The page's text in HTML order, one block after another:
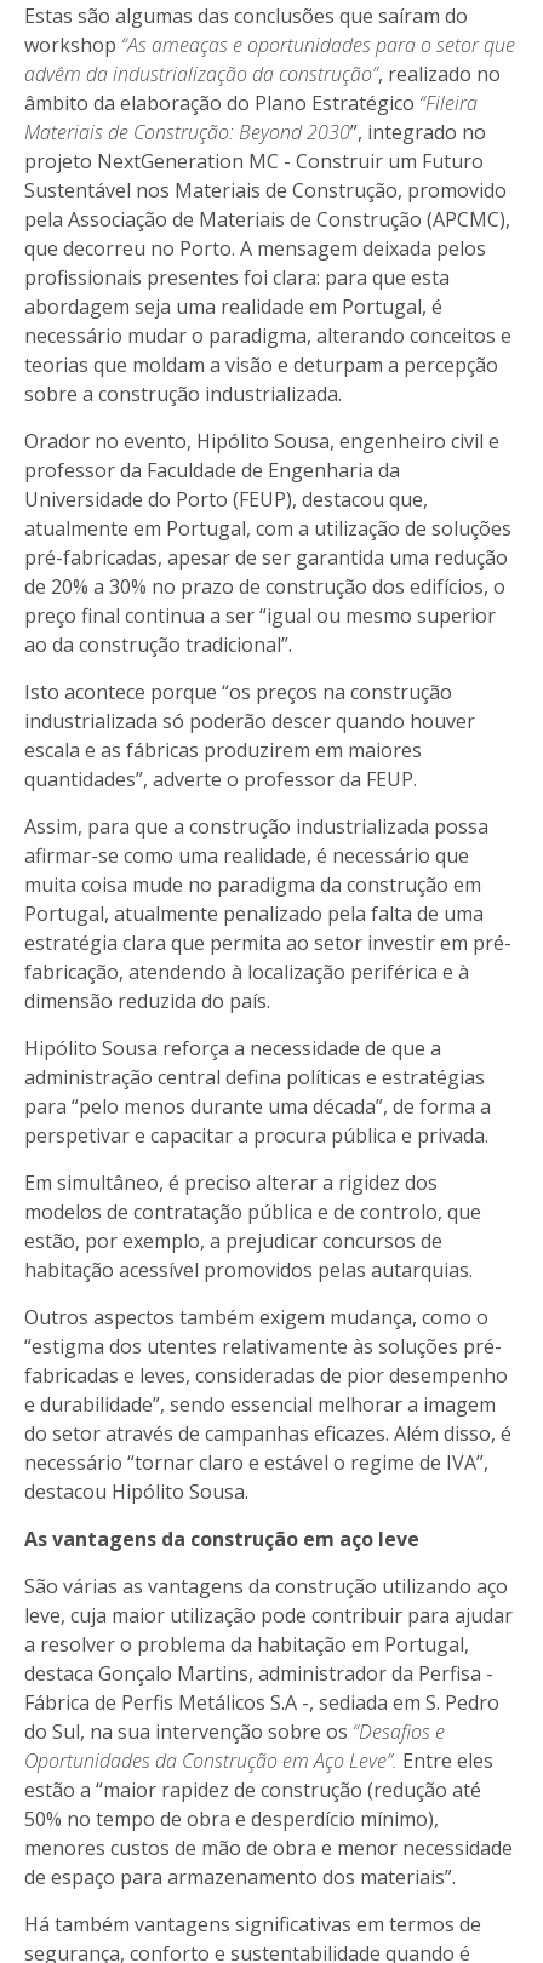
Estas são algumas das conclusões que saíram do
workshop “As ameaças e oportunidades para o setor que
advêm da industrialização da construção”, realizado no
âmbito da elaboração do Plano Estratégico “Fileira
Materiais de Construção: Beyond 2030”, integrado no
projeto NextGeneration MC - Construir um Futuro
Sustentável nos Materiais de Construção, promovido
pela Associação de Materiais de Construção (APCMC),
que decorreu no Porto. A mensagem deixada pelos
profissionais presentes foi clara: para que esta
abordagem seja uma realidade em Portugal, é
necessário mudar o paradigma, alterando conceitos e
teorias que moldam a visão e deturpam a percepção
sobre a construção industrializada.
Orador no evento, Hipólito Sousa, engenheiro civil e
professor da Faculdade de Engenharia da
Universidade do Porto (FEUP), destacou que,
atualmente em Portugal, com a utilização de soluções
pré-fabricadas, apesar de ser garantida uma redução
de 20% a 30% no prazo de construção dos edifícios, o
preço final continua a ser “igual ou mesmo superior
ao da construção tradicional”.
Isto acontece porque “os preços na construção
industrializada só poderão descer quando houver
escala e as fábricas produzirem em maiores
quantidades”, adverte o professor da FEUP.
Assim, para que a construção industrializada possa
afirmar-se como uma realidade, é necessário que
muita coisa mude no paradigma da construção em
Portugal, atualmente penalizado pela falta de uma
estratégia clara que permita ao setor investir em pré-
fabricação, atendendo à localização periférica e à
dimensão reduzida do país.
Hipólito Sousa reforça a necessidade de que a
administração central defina políticas e estratégias
para “pelo menos durante uma década”, de forma a
perspetivar e capacitar a procura pública e privada.
Em simultâneo, é preciso alterar a rigidez dos
modelos de contratação pública e de controlo, que
estão, por exemplo, a prejudicar concursos de
habitação acessível promovidos pelas autarquias.
Outros aspectos também exigem mudança, como o
“estigma dos utentes relativamente às soluções pré-
fabricadas e leves, consideradas de pior desempenho
e durabilidade”, sendo essencial melhorar a imagem
do setor através de campanhas eficazes. Além disso, é
necessário “tornar claro e estável o regime de IVA”,
destacou Hipólito Sousa.
As vantagens da construção em aço leve
São várias as vantagens da construção utilizando aço
leve, cuja maior utilização pode contribuir para ajudar
a resolver o problema da habitação em Portugal,
destaca Gonçalo Martins, administrador da Perfisa -
Fábrica de Perfis Metálicos S.A -, sediada em S. Pedro
do Sul, na sua intervenção sobre os “Desafios e
Oportunidades da Construção em Aço Leve”. Entre eles
estão a “maior rapidez de construção (redução até
50% no tempo de obra e desperdício mínimo),
menores custos de mão de obra e menor necessidade
de espaço para armazenamento dos materiais”.
Há também vantagens significativas em termos de
segurança, conforto e sustentabilidade quando é